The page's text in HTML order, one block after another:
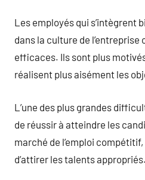
Les employés qui s’intègrent
dans la culture de
efficaces. Ils sont plus
réalisent plus aisément les
L’une des plus grandes
de réussir à atteindre les
marché de l’emploi
d’attirer les talents appropriés.